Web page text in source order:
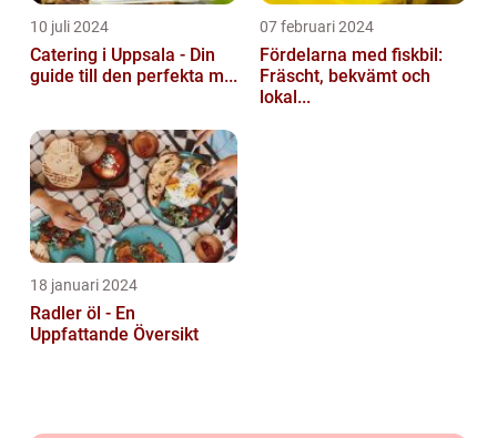
10 juli 2024
Catering i Uppsala - Din
guide till den perfekta m...
07 februari 2024
Fördelarna med fiskbil:
Fräscht, bekvämt och
lokal...
18 januari 2024
Radler öl - En
Uppfattande Översikt